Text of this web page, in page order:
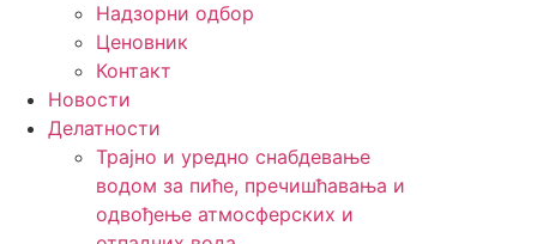
Надзорни одбор
Ценовник
Контакт
Новости
Делатности
Трајно и уредно снабдевање
водом за пиће, пречишћавања и
одвођење атмосферских и